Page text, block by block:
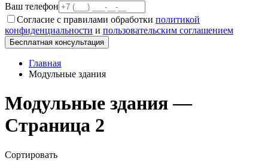
Ваш телефон
Согласие с правилами обработки политикой
конфиденциальности и пользовательским соглашением
Бесплатная консультация
Главная
Модульные здания
Модульные здания —
Страница 2
Сортировать